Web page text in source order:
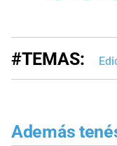
#TEMAS:
Además